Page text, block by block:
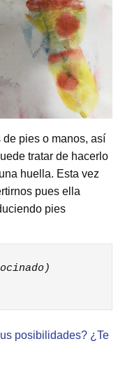
pies o manos, así
tratar de hacerlo
huella. Esta vez
pues ella
pies
posibilidades? ¿Te